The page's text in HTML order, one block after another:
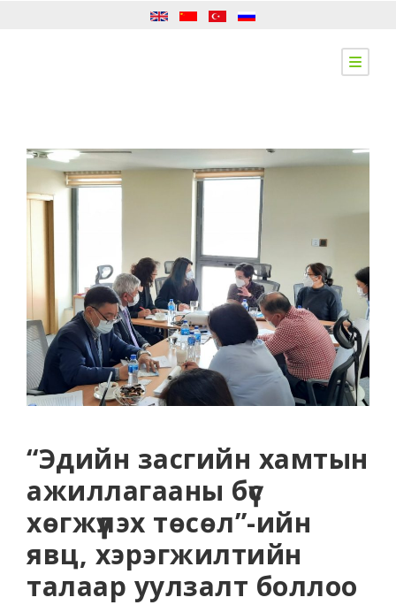
“Эдийн засгийн хамтын
ажиллагааны бүс
хөгжүүлэх төсөл”-ийн
явц, хэрэгжилтийн
талаар уулзалт боллоо